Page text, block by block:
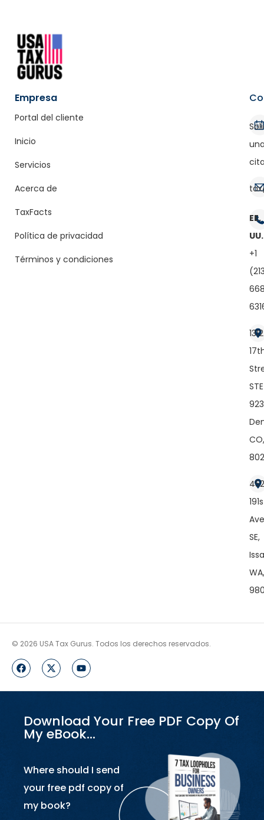
Empresa
Portal del cliente
Inicio
Servicios
Acerca de
TaxFacts
Política de privacidad
Términos y condiciones
EE.
+1
1312
STE
CO,
Ave
SE,
WA,
© 2026 USA Tax Gurus. Todos los derechos reservados.
Download Your Free PDF Copy Of
My eBook…
Where should I send
your free pdf copy of
my book?